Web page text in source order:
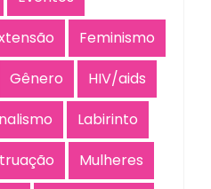
Feminismo
Gênero
HIV/aids
Labirinto
Mulheres